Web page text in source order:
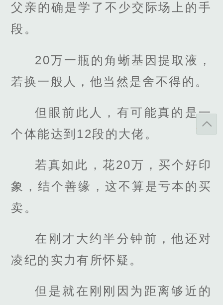
父亲的确是学了不少交际场上的手
段。
20万一瓶的角蜥基因提取液，
若换一般人，他当然是舍不得的。
但眼前此人，有可能真的是一
个体能达到12段的大佬。
若真如此，花20万，买个好印
象，结个善缘，这不算是亏本的买
卖。
在刚才大约半分钟前，他还对
凌纪的实力有所怀疑。
但是就在刚刚因为距离够近的